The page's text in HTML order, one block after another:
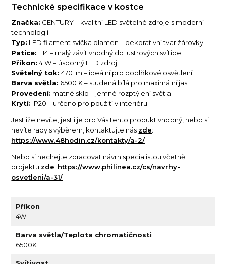
Technické specifikace v kostce
Značka: CENTURY – kvalitní LED světelné zdroje s moderní
technologií
Typ: LED filament svíčka plamen – dekorativní tvar žárovky
Patice: E14 – malý závit vhodný do lustrových svítidel
Příkon: 4 W – úsporný LED zdroj
Světelný tok: 470 lm – ideální pro doplňkové osvětlení
Barva světla: 6500 K – studená bílá pro maximální jas
Provedení: matné sklo – jemné rozptýlení světla
Krytí: IP20 – určeno pro použití v interiéru
Jestliže nevíte, jestli je pro Vás tento produkt vhodný, nebo si
nevíte rady s výběrem, kontaktujte nás zde:
https://www.48hodin.cz/kontakty/a-2/
Nebo si nechejte zpracovat návrh specialistou včetně
projektu zde: https://www.philinea.cz/cs/navrhy-
osvetleni/a-31/
Příkon
4W
Barva světla/Teplota chromatičnosti
6500K